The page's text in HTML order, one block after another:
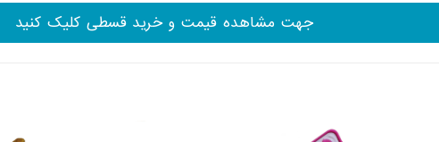
جهت مشاهده قیمت و خرید قسطی کلیک کنید